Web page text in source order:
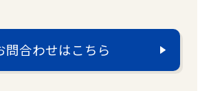
問合わせはこちら